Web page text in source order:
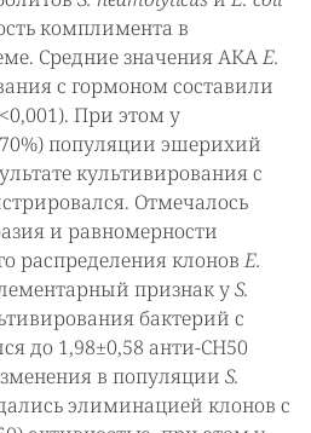
комплимента в
Средние значения АКАE.
с гормоном составили
<0,001). При этом у
популяции эшерихий
культивирования с
Отмечалось
и равномерности
распределения клонов E.
признак уS.
бактерий с
до 1,98±0,58 анти-СH50
в популяции S.
элиминацией клонов с